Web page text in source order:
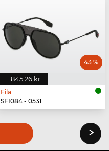
845,26 kr
43 %
Fila
SFI084 - 0531
›